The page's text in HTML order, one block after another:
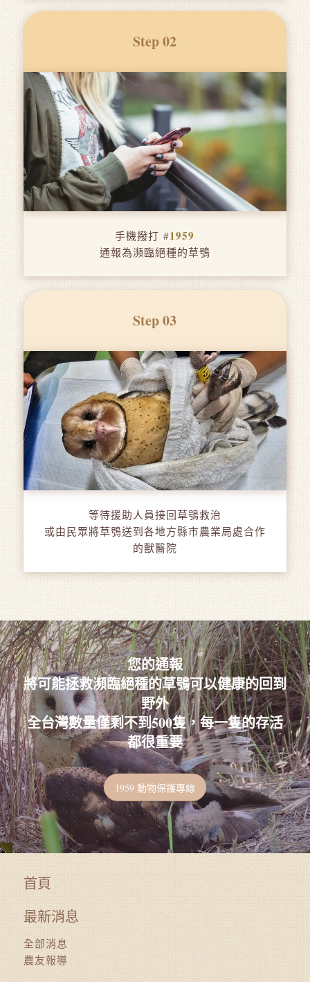
Step 02
手機撥打 #1959
通報為瀕臨絕種的草鴞
Step 03
等待援助人員接回草鴞救治
或由民眾將草鴞送到各地方縣市農業局處合作
的獸醫院
您的通報
將可能拯救瀕臨絕種的草鴞可以健康的回到
野外
全台灣數量僅剩不到500隻，每一隻的存活
都很重要
1959 動物保護專線
首頁
最新消息
全部消息
農友報導